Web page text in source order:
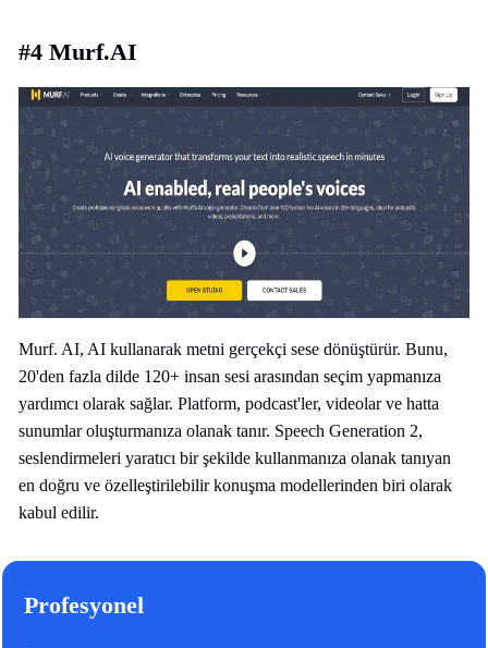
#4 Murf.AI
Murf. AI, AI kullanarak metni gerçekçi sese dönüştürür. Bunu,
20'den fazla dilde 120+ insan sesi arasından seçim yapmanıza
yardımcı olarak sağlar. Platform, podcast'ler, videolar ve hatta
sunumlar oluşturmanıza olanak tanır. Speech Generation 2,
seslendirmeleri yaratıcı bir şekilde kullanmanıza olanak tanıyan
en doğru ve özelleştirilebilir konuşma modellerinden biri olarak
kabul edilir.
Profesyonel